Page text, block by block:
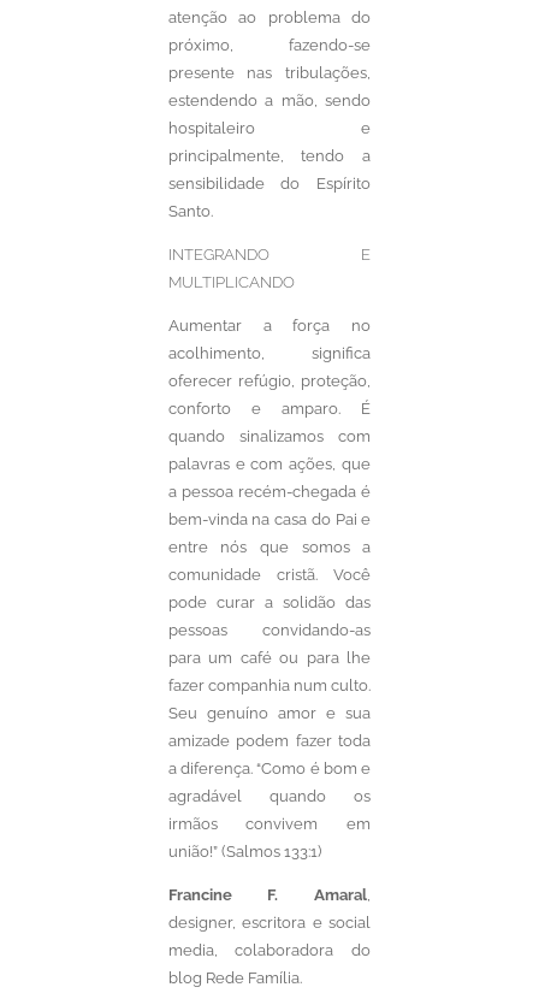
atenção ao problema do
próximo, fazendo-se
presente nas tribulações,
estendendo a mão, sendo
hospitaleiro e
principalmente, tendo a
sensibilidade do Espírito
Santo.
INTEGRANDO E
MULTIPLICANDO
Aumentar a força no
acolhimento, significa
oferecer refúgio, proteção,
conforto e amparo. É
quando sinalizamos com
palavras e com ações, que
a pessoa recém-chegada é
bem-vinda na casa do Pai e
entre nós que somos a
comunidade cristã. Você
pode curar a solidão das
pessoas convidando-as
para um café ou para lhe
fazer companhia num culto.
Seu genuíno amor e sua
amizade podem fazer toda
a diferença. “Como é bom e
agradável quando os
irmãos convivem em
união!” (Salmos 133:1)
Francine F. Amaral,
designer, escritora e social
media, colaboradora do
blog Rede Família.